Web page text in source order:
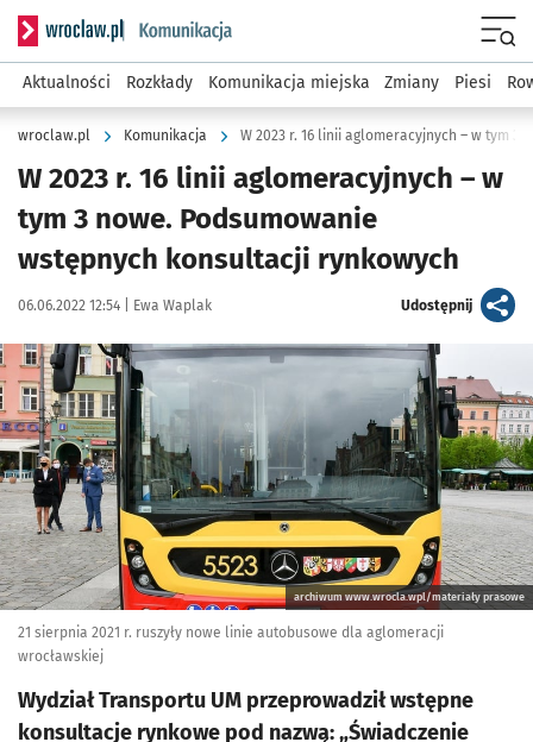
Serwis informacyjny wroclaw.pl podserwis: Komunikacja
Aktualności Rozkłady Komunikacja miejska Zmiany Piesi
wroclaw.pl Komunikacja
W 2023 r. 16 linii aglomeracyjnych – w
tym 3 nowe. Podsumowanie
wstępnych konsultacji rynkowych
Data publikacji:
06.06.2022 12:54 | Autor:
Ewa Waplak Udostępnijartykuł
Kliknij, aby powiększyć
archiwum www.wrocla.wpl/materiały prasowe
21 sierpnia 2021 r. ruszyły nowe linie autobusowe dla aglomeracji
wrocławskiej
Wydział Transportu UM przeprowadził wstępne
konsultacje rynkowe pod nazwą: „Świadczenie